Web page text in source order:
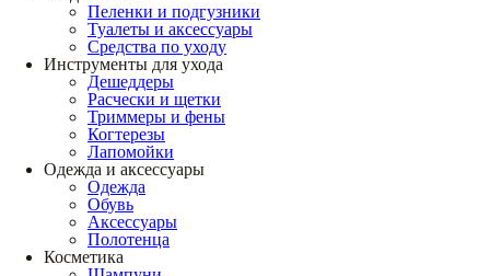
Пеленки и подгузники
Туалеты и аксессуары
Средства по уходу
Инструменты для ухода
Дешеддеры
Расчески и щетки
Триммеры и фены
Когтерезы
Лапомойки
Одежда и аксессуары
Одежда
Обувь
Аксессуары
Полотенца
Косметика